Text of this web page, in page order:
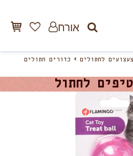
אורח
צעצועים לחתולים כדורים חתולים
לחתול